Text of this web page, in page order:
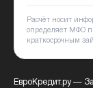
Расчёт носит
определяет МФО
краткосрочным
ЕвроКредит.ру—